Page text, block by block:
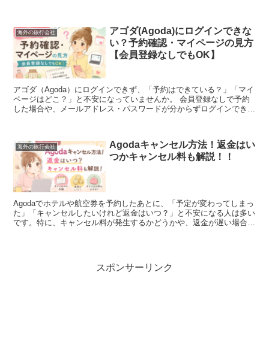
海外の旅行会社
アゴダ(Agoda)にログインできな
い？予約確認・マイページの見方
【会員登録なしでもOK】
アゴダ（Agoda）にログインできず、「予約はできている？」「マイ
ページはどこ？」と不安になっていませんか。 会員登録なしで予約
した場合や、メールアドレス・パスワードが分からずログインできな
海外の旅行会社
Agodaキャンセル方法！返金はい
つかキャンセル料も解説！！
Agodaでホテルや航空券を予約したあとに、「予定が変わってしまっ
た」「キャンセルしたいけれど返金はいつ？」と不安になる人は多い
です。特に、キャンセル料が発生するかどうかや、返金が遅い場合の
スポンサーリンク